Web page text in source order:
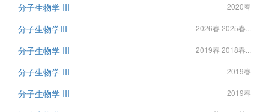
分子生物学 III 2020春
分子生物学III 2026春 2025春...
分子生物学 III 2019春 2018春...
分子生物学 III 2019春
分子生物学 III 2019春